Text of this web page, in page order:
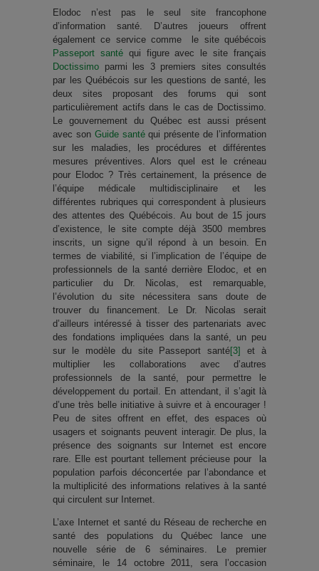
Elodoc n’est pas le seul site francophone
d’information santé. D’autres joueurs offrent
également ce service comme le site québécois
Passeport santéqui figure avec le site français
Doctissimo parmi les 3 premiers sites consultés
par les Québécois sur les questions de santé, les
deux sites proposant des forums qui sont
particulièrement actifs dans le cas de Doctissimo.
Le gouvernement du Québec est aussi présent
avec son Guide santéqui présente de l’information
sur les maladies, les procédures et différentes
mesures préventives. Alors quel est le créneau
pour Elodoc ? Très certainement, la présence de
l’équipe médicale multidisciplinaire et les
différentes rubriques qui correspondent à plusieurs
des attentes des Québécois. Au bout de 15 jours
d’existence, le site compte déjà 3500 membres
inscrits, un signe qu’il répond à un besoin. En
termes de viabilité, si l’implication de l’équipe de
professionnels de la santé derrière Elodoc, et en
particulier du Dr. Nicolas, est remarquable,
l’évolution du site nécessitera sans doute de
trouver du financement. Le Dr. Nicolas serait
d’ailleurs intéressé à tisser des partenariats avec
des fondations impliquées dans la santé, un peu
sur le modèle du site Passeport santé[3]
et à
multiplier les collaborations avec d’autres
professionnels de la santé, pour permettre le
développement du portail. En attendant, il s’agit là
d’une très belle initiative à suivre et à encourager !
Peu de sites offrent en effet, des espaces où
usagers et soignants peuvent interagir. De plus, la
présence des soignants sur Internet est encore
rare. Elle est pourtant tellement précieuse pour la
population parfois déconcertée par l’abondance et
la multiplicité des informations relatives à la santé
qui circulent sur Internet.
L’axe Internet et santé du Réseau de recherche en
santé des populations du Québec lance une
nouvelle série de 6 séminaires. Le premier
séminaire, le 14 octobre 2011, sera l’occasion